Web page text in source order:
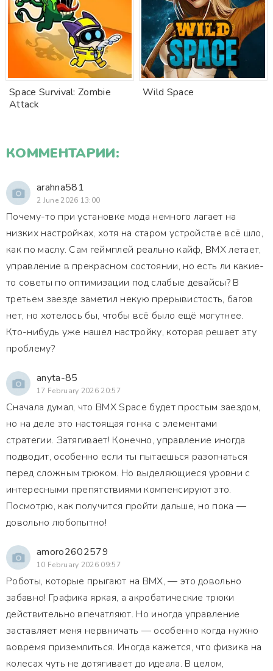
Space Survival: Zombie
Attack
Wild Space
КОММЕНТАРИИ:
arahna581
2 June 2026 13:00
Почему-то при установке мода немного лагает на
низких настройках, хотя на старом устройстве всё шло,
как по маслу. Сам геймплей реально кайф, BMX летает,
управление в прекрасном состоянии, но есть ли какие-
то советы по оптимизации под слабые девайсы? В
третьем заезде заметил некую прерывистость, багов
нет, но хотелось бы, чтобы всё было ещё могутнее.
Кто-нибудь уже нашел настройку, которая решает эту
проблему?
anyta-85
17 February 2026 20:57
Сначала думал, что BMX Space будет простым заездом,
но на деле это настоящая гонка с элементами
стратегии. Затягивает! Конечно, управление иногда
подводит, особенно если ты пытаешься разогнаться
перед сложным трюком. Но выделяющиеся уровни с
интересными препятствиями компенсируют это.
Посмотрю, как получится пройти дальше, но пока —
довольно любопытно!
amoro2602579
10 February 2026 09:57
Роботы, которые прыгают на BMX, — это довольно
забавно! Графика яркая, а акробатические трюки
действительно впечатляют. Но иногда управление
заставляет меня нервничать — особенно когда нужно
вовремя приземлиться. Иногда кажется, что физика на
колесах чуть не дотягивает до идеала. В целом,